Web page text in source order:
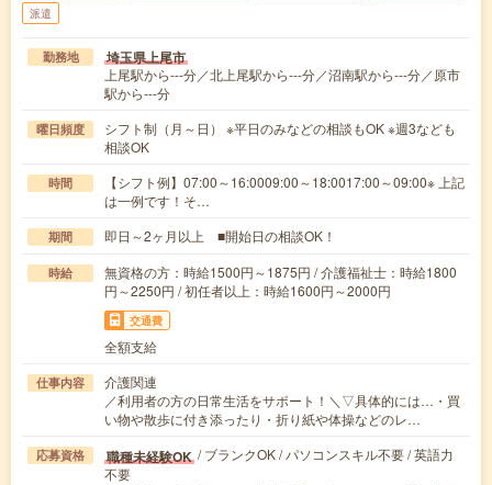
派遣
勤務地 埼玉県上尾市
上尾駅から---分／北上尾駅から---分／沼南駅から---分／原市
駅から---分
曜日頻度
シフト制（月～日） ※平日のみなどの相談もOK ※週3なども
相談OK
時間
【シフト例】07:00～16:0009:00～18:0017:00～09:00※ 上記
は一例です！そ…
期間 即日～2ヶ月以上 ■開始日の相談OK！
時給
無資格の方：時給1500円～1875円 / 介護福祉士：時給1800
円～2250円 / 初任者以上：時給1600円～2000円
交通費
全額支給
仕事内容
介護関連
／利用者の方の日常生活をサポート！＼▽具体的には…・買
い物や散歩に付き添ったり・折り紙や体操などのレ…
応募資格 職種未経験OK / ブランクOK / パソコンスキル不要 / 英語力
不要